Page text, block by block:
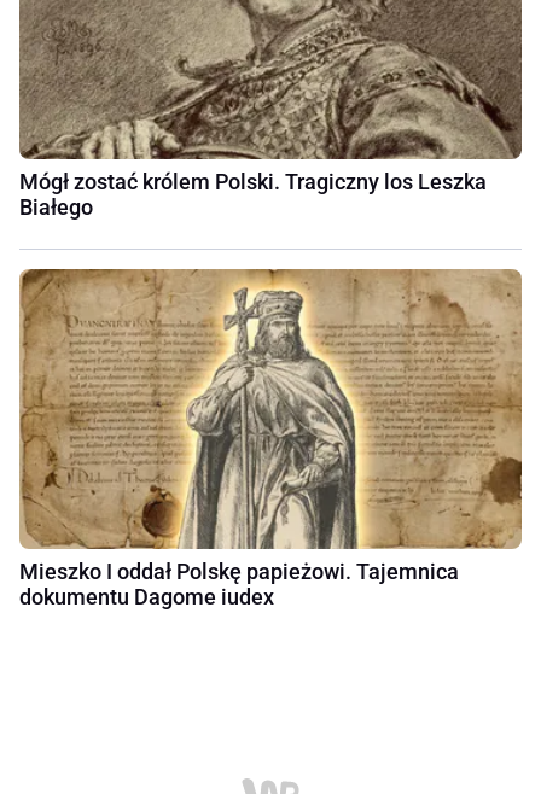
Mógł zostać królem Polski. Tragiczny los Leszka
Białego
Mieszko I oddał Polskę papieżowi. Tajemnica
dokumentu Dagome iudex